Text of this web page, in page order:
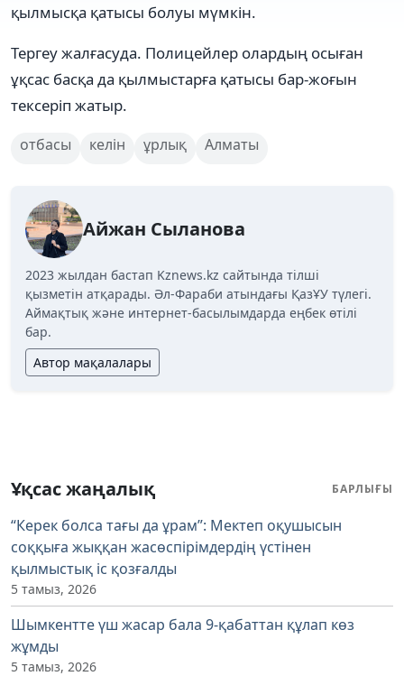
қылмысқа қатысы болуы мүмкін.
Тергеу жалғасуда. Полицейлер олардың осыған
ұқсас басқа да қылмыстарға қатысы бар-жоғын
тексеріп жатыр.
отбасы келін ұрлық Алматы
Айжан Сыланова
2023 жылдан бастап Kznews.kz сайтында тілші
қызметін атқарады. Әл-Фараби атындағы ҚазҰУ түлегі.
Аймақтық және интернет-басылымдарда еңбек өтілі
бар.
Автор мақалалары
Ұқсас жаңалық БАРЛЫҒЫ
“Керек болса тағы да ұрам”: Мектеп оқушысын
соққыға жыққан жасөспірімдердің үстінен
қылмыстық іс қозғалды
5 тамыз, 2026
Шымкентте үш жасар бала 9-қабаттан құлап көз
жұмды
5 тамыз, 2026